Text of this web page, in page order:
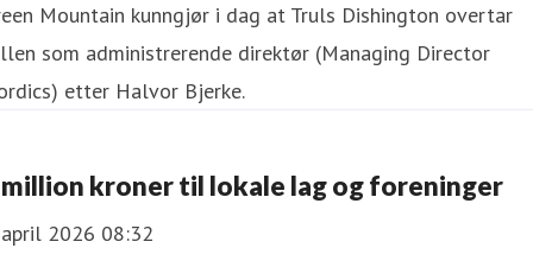
Mountain kunngjør i dag at Truls Dishington overtar
som administrerende direktør (Managing Director
etter Halvor Bjerke.
kroner til lokale lag og foreninger
2026 08:32